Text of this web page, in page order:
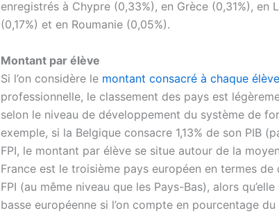
enregistrés à Chypre (0,33%), en Grèce (0,31%), en
(0,17%) et en Roumanie (0,05%).
Montant par élève
Si l’on considère le montant consacré à chaque élève
professionnelle, le classement des pays est
selon le niveau de développement du système de
exemple, si la Belgique consacre 1,13% de son PIB
FPI, le montant par élève se situe autour de la
France est le troisième pays européen en termes
FPI (au même niveau que les Pays-Bas), alors
basse européenne si l’on compte en pourcentage du